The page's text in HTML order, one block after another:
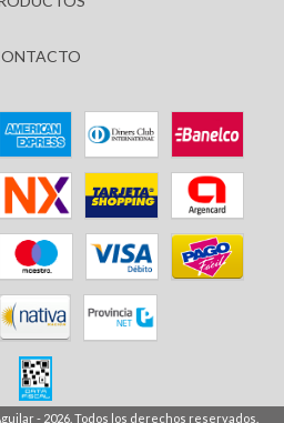
- 2026. Todos los derechos reservados.